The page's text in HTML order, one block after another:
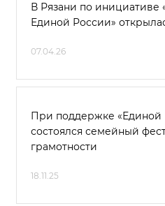
В Рязани по инициативе
Единой России»
07.04.26
При поддержке «Единой
состоялся семейный
грамотности
18.11.25